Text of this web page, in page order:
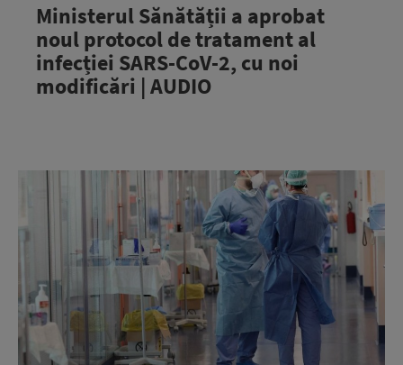
Ministerul Sănătății a aprobat
noul protocol de tratament al
infecției SARS-CoV-2, cu noi
modificări | AUDIO